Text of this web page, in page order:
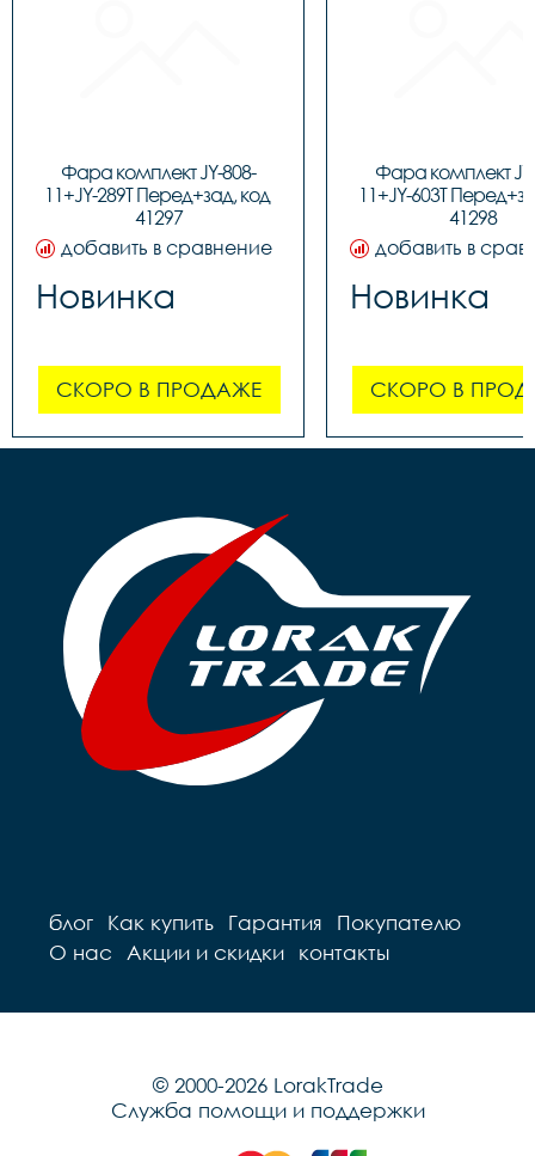
Фара комплект JY-808-
11+JY-289T Перед+зад, код
41297
добавить в сравнение
Новинка
СКОРО В ПРОДАЖЕ
Фара комплект
11+JY-603T
41298
добавить в
Новинка
СКОРО В
блог Как купить Гарантия
Покупателю
О нас
Акции и скидки контакты
© 2000-2026 LorakTrade
Служба помощи и поддержки